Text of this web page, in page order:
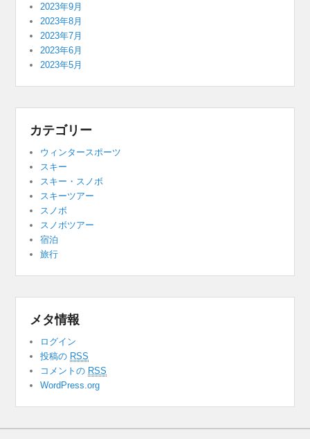
2023年9月
2023年8月
2023年7月
2023年6月
2023年5月
カテゴリー
ウィンタースポーツ
スキー
スキー・スノボ
スキーツアー
スノボ
スノボツアー
宿泊
旅行
メタ情報
ログイン
投稿の RSS
コメントの RSS
WordPress.org